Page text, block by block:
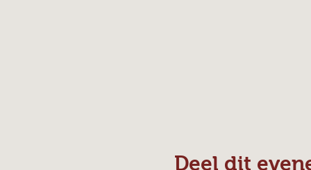
Deel dit